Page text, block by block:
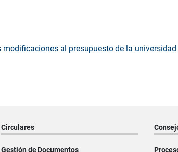
al presupuesto de la
Circulares
Gestión de Documentos